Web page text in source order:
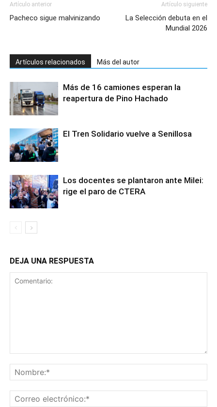
Artículo anterior
Pacheco sigue malvinizando
Artículo siguiente
La Selección debuta en el
Mundial 2026
Artículos relacionados Más del autor
Más de 16 camiones esperan la
reapertura de Pino Hachado
El Tren Solidario vuelve a Senillosa
Los docentes se plantaron ante Milei:
rige el paro de CTERA
DEJA UNA RESPUESTA